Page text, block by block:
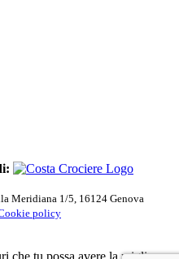
Meridiana 1/5, 16124 Genova
policy
che tu possa avere la migliore